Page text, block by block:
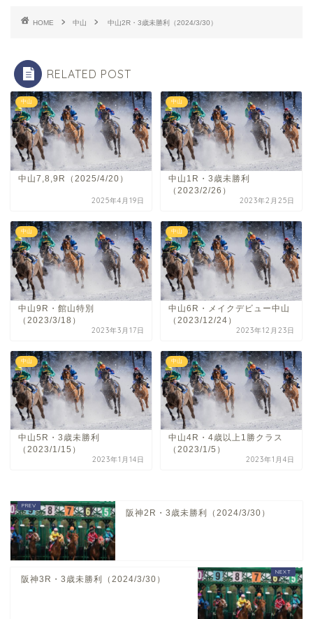
HOME 中山 中山2R・3歳未勝利（2024/3/30）
RELATED POST
中山
中山7,8,9R（2025/4/20）
2025年4月19日
中山
中山1R・3歳未勝利
（2023/2/26）
2023年2月25日
中山
中山9R・館山特別
（2023/3/18）
2023年3月17日
中山
中山6R・メイクデビュー中山
（2023/12/24）
2023年12月23日
中山
中山5R・3歳未勝利
（2023/1/15）
2023年1月14日
中山
中山4R・4歳以上1勝クラス
（2023/1/5）
2023年1月4日
阪神2R・3歳未勝利（2024/3/30）
阪神3R・3歳未勝利（2024/3/30）